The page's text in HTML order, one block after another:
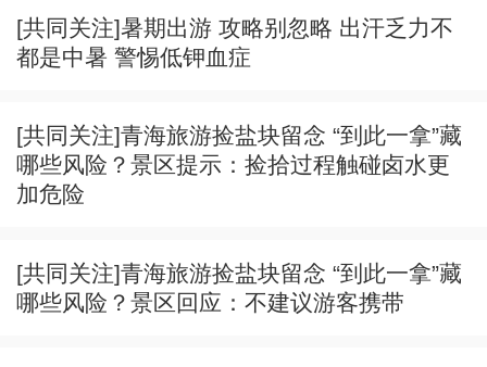
[共同关注]暑期出游 攻略别忽略 出汗乏力不
都是中暑 警惕低钾血症
[共同关注]青海旅游捡盐块留念 “到此一拿”藏
哪些风险？景区提示：捡拾过程触碰卤水更
加危险
[共同关注]青海旅游捡盐块留念 “到此一拿”藏
哪些风险？景区回应：不建议游客携带